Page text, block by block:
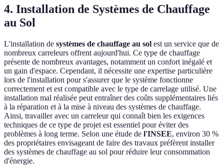
4. Installation de Systèmes de Chauffage
au Sol
L'installation de systèmes de chauffage au sol est un service que de
nombreux carreleurs offrent aujourd'hui. Ce type de chauffage
présente de nombreux avantages, notamment un confort inégalé et
un gain d'espace. Cependant, il nécessite une expertise particulière
lors de l'installation pour s'assurer que le système fonctionne
correctement et est compatible avec le type de carrelage utilisé. Une
installation mal réalisée peut entraîner des coûts supplémentaires liés
à la réparation et à la mise à niveau des systèmes de chauffage.
Ainsi, travailler avec un carreleur qui connaît bien les exigences
techniques de ce type de projet est essentiel pour éviter des
problèmes à long terme. Selon une étude de l'INSEE, environ 30 %
des propriétaires envisageant de faire des travaux préfèrent installer
des systèmes de chauffage au sol pour réduire leur consommation
d'énergie.